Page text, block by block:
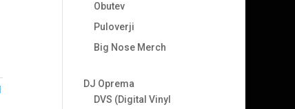
Obutev
Puloverji
Big Nose Merch
DJ Oprema
DVS (Digital Vinyl